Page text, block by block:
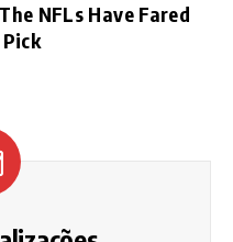
NFLs Have Fared